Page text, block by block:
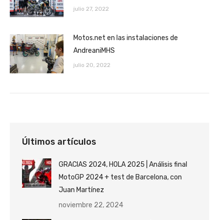
julio 27, 2022
Motos.net en las instalaciones de
AndreaniMHS
julio 20, 2022
Últimos artículos
GRACIAS 2024, HOLA 2025 | Análisis final
MotoGP 2024 + test de Barcelona, con
Juan Martínez
noviembre 22, 2024